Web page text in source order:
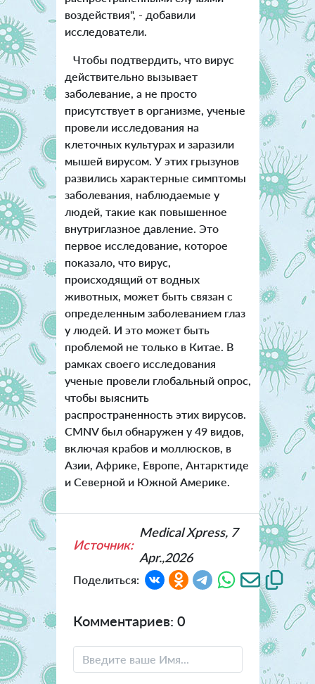
воздействия", - добавили
исследователи.
Чтобы подтвердить, что вирус
действительно вызывает
заболевание, а не просто
присутствует в организме, ученые
провели исследования на
клеточных культурах и заразили
мышей вирусом. У этих грызунов
развились характерные симптомы
заболевания, наблюдаемые у
людей, такие как повышенное
внутриглазное давление. Это
первое исследование, которое
показало, что вирус,
происходящий от водных
животных, может быть связан с
определенным заболеванием глаз
у людей. И это может быть
проблемой не только в Китае. В
рамках своего исследования
ученые провели глобальный опрос,
чтобы выяснить
распространенность этих вирусов.
CMNV был обнаружен у 49 видов,
включая крабов и моллюсков, в
Азии, Африке, Европе, Антарктиде
и Северной и Южной Америке.
Источник:
Medical Xpress, 7
Apr.,2026
Поделиться:
Комментариев: 0